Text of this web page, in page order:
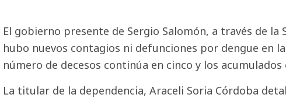
El gobierno presente de Sergio Salomón, a través de
hubo nuevos contagios ni defunciones por dengue en
número de decesos continúa en cinco y los
La titular de la dependencia, Araceli Soria Córdoba